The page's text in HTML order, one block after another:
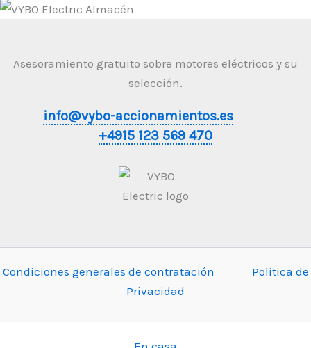
Asesoramiento gratuito sobre motores eléctricos y su
selección.
info@vybo-accionamientos.es
+4915 123 569 470
Condiciones generales de contratación
Politica de
Privacidad